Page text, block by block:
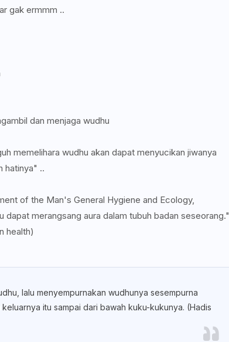
gak ermmm ..
dan menjaga wudhu
memelihara wudhu akan dapat menyucikan jiwanya
hatinya" ..
of the Man's General Hygiene and Ecology,
merangsang aura dalam tubuh badan seseorang."
health)
lalu menyempurnakan wudhunya sesempurna
itu sampai dari bawah kuku-kukunya. (Hadis